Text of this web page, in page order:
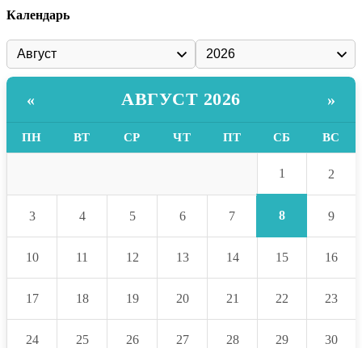
Календарь
« АВГУСТ 2026 »
ПН ВТ СР ЧТ ПТ СБ ВС
1 2
3 4 5 6 7 8 9
10 11 12 13 14 15 16
17 18 19 20 21 22 23
24 25 26 27 28 29 30